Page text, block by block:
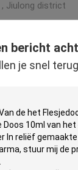
bericht
je snel
, Jiulong district
beste prijs
de het